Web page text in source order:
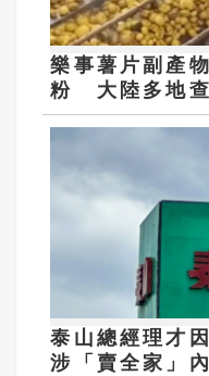
樂事薯片副產
粉 大陸多地
泰山總經理才
涉「賣全家」